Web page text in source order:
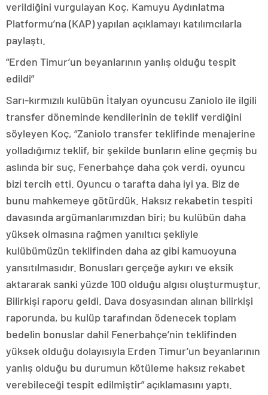
verildiğini vurgulayan Koç, Kamuyu Aydınlatma
Platformu’na (KAP) yapılan açıklamayı katılımcılarla
paylaştı.
“Erden Timur’un beyanlarının yanlış olduğu tespit
edildi”
Sarı-kırmızılı kulübün İtalyan oyuncusu Zaniolo ile ilgili
transfer döneminde kendilerinin de teklif verdiğini
söyleyen Koç, “Zaniolo transfer teklifinde menajerine
yolladığımız teklif, bir şekilde bunların eline geçmiş bu
aslında bir suç. Fenerbahçe daha çok verdi, oyuncu
bizi tercih etti. Oyuncu o tarafta daha iyi ya. Biz de
bunu mahkemeye götürdük. Haksız rekabetin tespiti
davasında argümanlarımızdan biri; bu kulübün daha
yüksek olmasına rağmen yanıltıcı şekliyle
kulübümüzün teklifinden daha az gibi kamuoyuna
yansıtılmasıdır. Bonusları gerçeğe aykırı ve eksik
aktararak sanki yüzde 100 olduğu algısı oluşturmuştur.
Bilirkişi raporu geldi. Dava dosyasından alınan bilirkişi
raporunda, bu kulüp tarafından ödenecek toplam
bedelin bonuslar dahil Fenerbahçe’nin teklifinden
yüksek olduğu dolayısıyla Erden Timur’un beyanlarının
yanlış olduğu bu durumun kötüleme haksız rekabet
verebileceği tespit edilmiştir” açıklamasını yaptı.